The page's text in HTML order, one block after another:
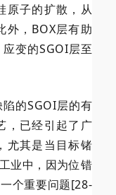
原子的扩散，从
外，BOX层有助
变的SGOI层至
的SGOI层的有
，已经引起了广
尤其是当目标锗
业中，因为位错
个重要问题[28-